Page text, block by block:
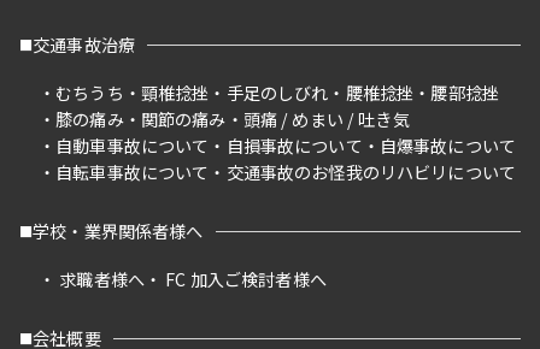
交通事故治療
むちうち
頸椎捻挫 手足のしびれ 腰椎捻挫
腰部捻挫
膝の痛み
関節の痛み
頭痛 / めまい / 吐き気
自動車事故について
自損事故について
自爆事故について
自転車事故について
交通事故のお怪我のリハビリについて
学校・業界関係者様へ
求職者様へ
FC 加入ご検討者様へ
会社概要